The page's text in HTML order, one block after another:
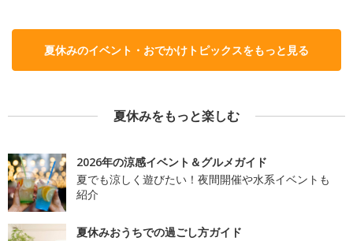
夏休みのイベント・おでかけトピックスをもっと見る
夏休みをもっと楽しむ
2026年の涼感イベント＆グルメガイド
夏でも涼しく遊びたい！夜間開催や水系イベントも
紹介
夏休みおうちでの過ごし方ガイド